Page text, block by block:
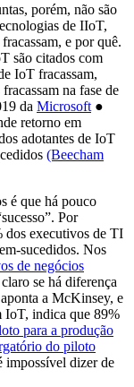
porém, não são
de IIoT,
e por quê.
são citados com
IoT fracassam,
na fase de
da Microsoft ●
retorno em
adotantes de IoT
(Beecham
é que há pouco
Por
dos executivos de TI
sucedidos. Nos
de negócios
se há diferença
a McKinsey, e
IoT, indica que 89%
para a produção
do piloto
impossível dizer de